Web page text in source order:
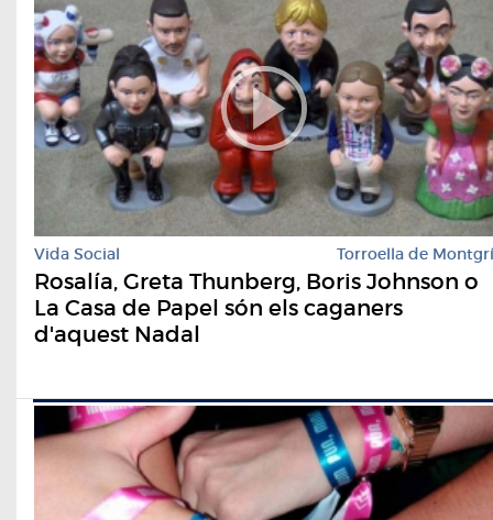
Vida Social Torroella de Montgrí
Rosalía, Greta Thunberg, Boris Johnson o
La Casa de Papel són els caganers
d'aquest Nadal